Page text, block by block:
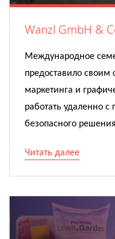
Wanzl GmbH &
Международное
предоставило
маркетинга и
работать удаленно
безопасного
Читать далее